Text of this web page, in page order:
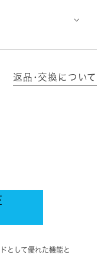
⌵
返品･交換について
として優れた機能と